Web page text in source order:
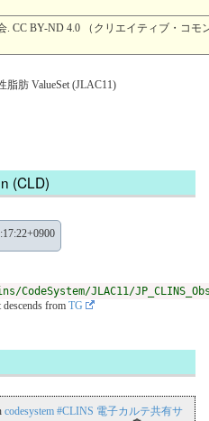
. CC BY-ND 4.0 （クリエイティブ・コ
肪 ValueSet (JLAC11)
(CLD)
JLAC11/
descends from TG
codesystem #CLINS 電子カルテ共有サ